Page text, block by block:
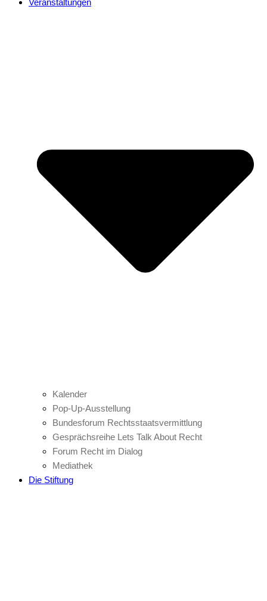
Veranstaltungen
Kalender
Pop-Up-Ausstellung
Bundesforum Rechtsstaatsvermittlung
Gesprächsreihe Lets Talk About Recht
Forum Recht im Dialog
Mediathek
Die Stiftung